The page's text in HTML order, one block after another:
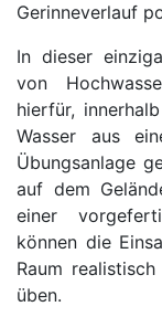
Gerinneverlauf
In dieser
von
hierfür,
Wasser aus
Übungsanlage
auf dem
einer
können die
Raum
üben.